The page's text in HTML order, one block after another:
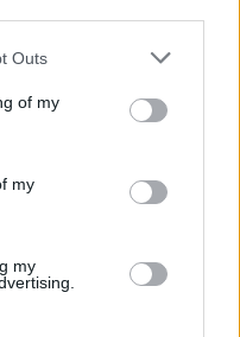
Outs
of my
my
my